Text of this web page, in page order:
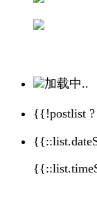
加载中..
{{!postlist